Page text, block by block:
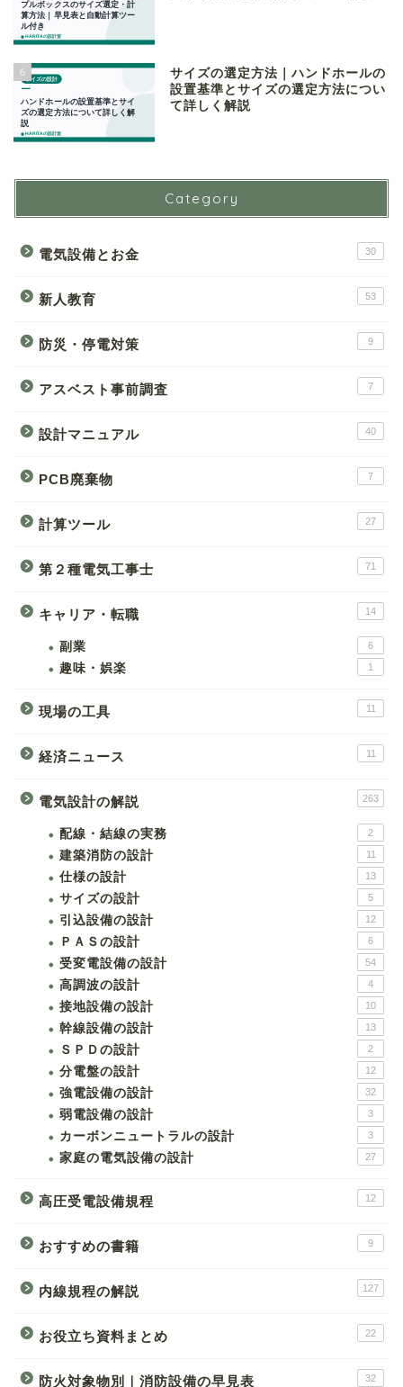
6
サイズの選定方法｜ハンドホールの
設置基準とサイズの選定方法につい
て詳しく解説
Category
電気設備とお金 30
新人教育 53
防災・停電対策 9
アスベスト事前調査 7
設計マニュアル 40
PCB廃棄物 7
計算ツール 27
第２種電気工事士 71
キャリア・転職 14
副業 6
趣味・娯楽 1
現場の工具 11
経済ニュース 11
電気設計の解説 263
配線・結線の実務 2
建築消防の設計 11
仕様の設計 13
サイズの設計 5
引込設備の設計 12
ＰＡＳの設計 6
受変電設備の設計 54
高調波の設計 4
接地設備の設計 10
幹線設備の設計 13
ＳＰＤの設計 2
分電盤の設計 12
強電設備の設計 32
弱電設備の設計 3
カーボンニュートラルの設計 3
家庭の電気設備の設計 27
高圧受電設備規程 12
おすすめの書籍 9
内線規程の解説 127
お役立ち資料まとめ 22
防火対象物別｜消防設備の早見表 32